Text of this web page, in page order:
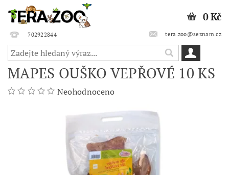
702922844 tera.zoo@seznam.cz
0 Kč
MAPES OUŠKO VEPŘOVÉ 10 KS
Neohodnoceno